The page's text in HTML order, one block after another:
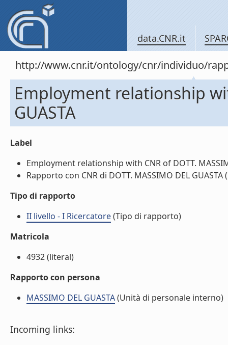
data.CNR.it
http://www.cnr.it/ontology/cnr/individuo/
Employment relationship
GUASTA
Label
Employment relationship with CNR of DOTT.
Rapporto con CNR di DOTT. MASSIMO DEL GUASTA
Tipo di rapporto
II livello - I Ricercatore(Tipo di rapporto)
Matricola
4932 (literal)
Rapporto con persona
MASSIMO DEL GUASTA(Unità di personale interno)
Incoming links: